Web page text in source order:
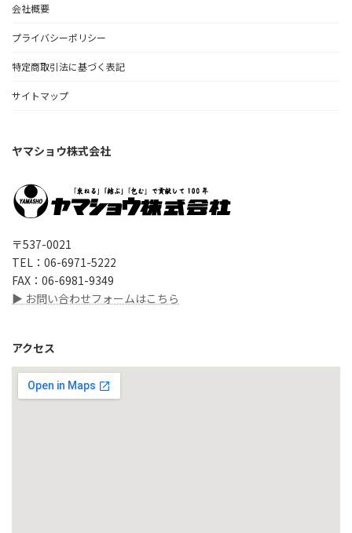
会社概要
プライバシーポリシー
特定商取引法に基づく表記
サイトマップ
ヤマショウ株式会社
〒537-0021
TEL：06-6971-5222
FAX：06-6981-9349
▶ お問い合わせフォームはこちら
アクセス